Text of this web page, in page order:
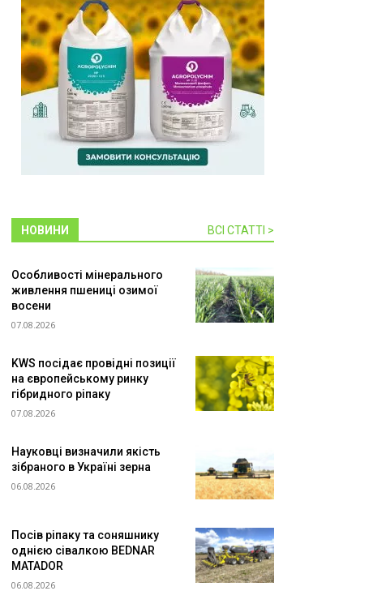
НОВИНИ ВСІ СТАТТІ >
Особливості мінерального
живлення пшениці озимої
восени
07.08.2026
KWS посідає провідні позиції
на європейському ринку
гібридного ріпаку
07.08.2026
Науковці визначили якість
зібраного в Україні зерна
06.08.2026
Посів ріпаку та соняшнику
однією сівалкою BEDNAR
MATADOR
06.08.2026